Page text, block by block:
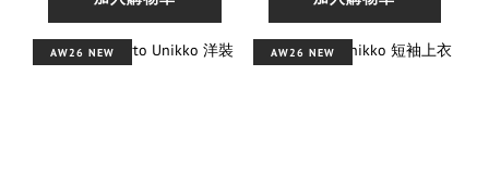
AW26 NEW AW26 NEW